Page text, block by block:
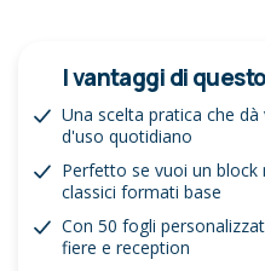
I vantaggi di
Una scelta pratica che
d'uso quotidiano
Perfetto se vuoi un
classici formati base
Con 50 fogli
fiere e reception